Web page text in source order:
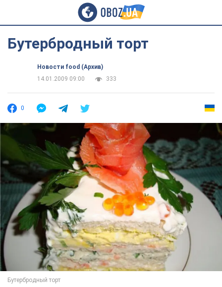
Бутербродный торт
Новости food (Архив)
14.01.2009 09:00
333
0